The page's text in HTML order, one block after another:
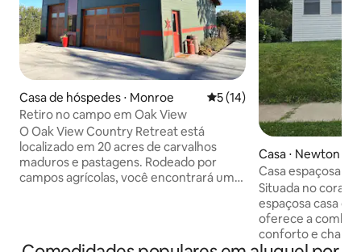
Casa de hóspedes ⋅ Monroe 5 de uma avaliação média
5 (14)
Retiro no campo em Oak View
O Oak View Country Retreat está
localizado em 20 acres de carvalhos
maduros e pastagens. Rodeado por
campos agrícolas, você encontrará uma
Casa ⋅ Newton
Casa espaçosa
Situada no
espaçosa casa de
oferece a
conforto e